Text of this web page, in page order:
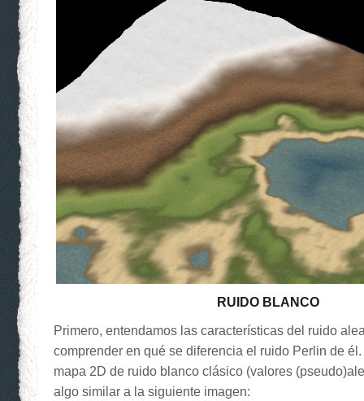
RUIDO BLANCO
Primero, entendamos las características del ruido
comprender en qué se diferencia el ruido Perlin de
mapa 2D de ruido blanco clásico (valores
algo similar a la siguiente imagen: